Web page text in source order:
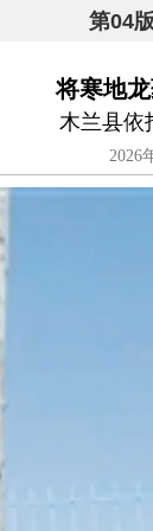
第04
将寒地
木兰县依
2026